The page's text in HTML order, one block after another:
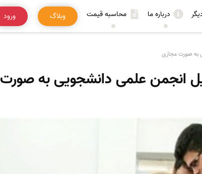
درباره ما محاسبه قیمت وبلاگ ورود
به صورت مجازی
انجمن علمی دانشجویی به